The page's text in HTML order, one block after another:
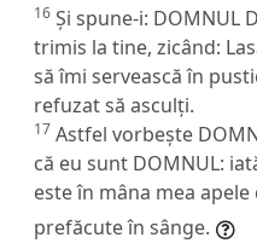
16 Și spune-i: DOMNUL
trimis la tine, zicând:
să îmi servească în
refuzat să asculți.
17 Astfel vorbește
că eu sunt DOMNUL:
este în mâna mea
prefăcute în sânge.